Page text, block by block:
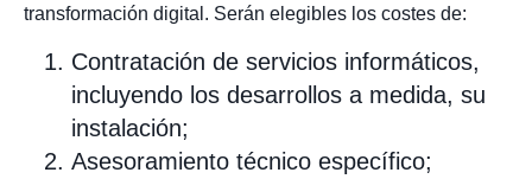
transformación digital. Serán elegibles los costes de:
Contratación de servicios informáticos,
incluyendo los desarrollos a medida, su
instalación;
Asesoramiento técnico específico;